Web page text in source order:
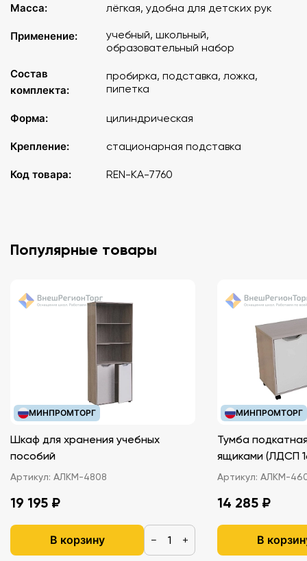
Масса: лёгкая, удобна для детских рук
Применение:
учебный, школьный,
образовательный набор
Состав
комплекта:
пробирка, подставка, ложка,
пипетка
Форма: цилиндрическая
Крепление: стационарная подставка
Код товара: REN-KA-7760
Популярные товары
МИНПРОМТОРГ
Шкаф для хранения учебных
пособий
Артикул: АЛКМ-4808
19 195 ₽
В корзину − +
МИНПРОМТОРГ
Тумба
ящиками
Артикул: АЛКМ-
14 285 ₽
В